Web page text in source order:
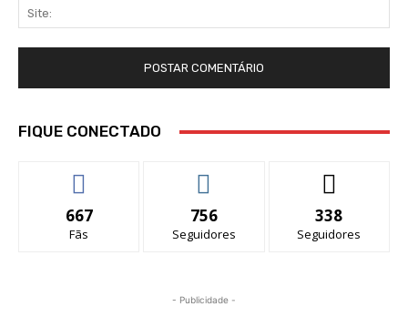
FIQUE CONECTADO
667
Fãs
756
Seguidores
338
Seguidores
- Publicidade -